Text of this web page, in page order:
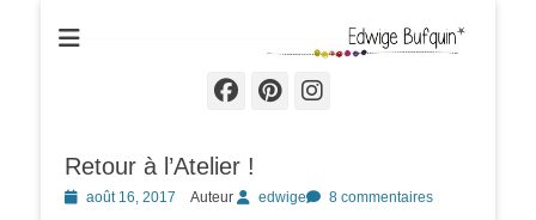
Edwige Bufquin
Facebook
Pinterest
Instagram
Retour à l’Atelier !
Postedaoût 16, 2017 Auteur edwige 8 commentaires